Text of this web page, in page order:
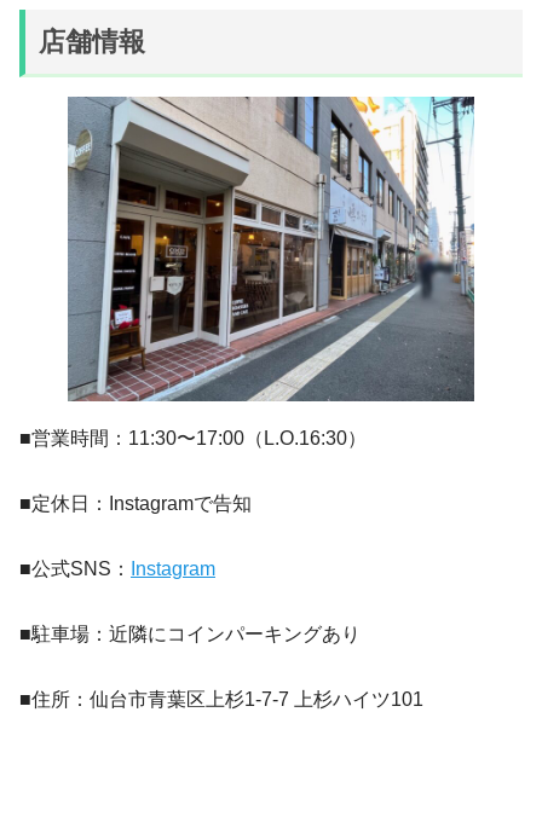
店舗情報
■営業時間：11:30〜17:00（L.O.16:30）
■定休日：Instagramで告知
■公式SNS： Instagram
■駐車場：近隣にコインパーキングあり
■住所：仙台市青葉区上杉1-7-7 上杉ハイツ101